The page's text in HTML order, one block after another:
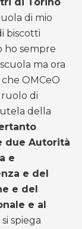
di mio
biscotti
ho sempre
ma ora
OMCeO
di
della
due Autorità
e
e del
e del
e al
spiega